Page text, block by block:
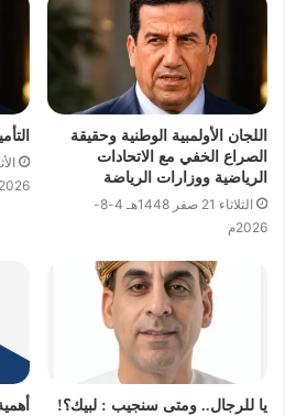
اللجان الأولمبية الوطنية وحقيقة
الصراع الخفي مع الاتحادات
الرياضية ووزارات الرياضة
الثلاثاء 21 صفر 1448هـ 4-8-
2026م
2026م
يا للرجال.. ومتى سنجيب : لبيك؟!